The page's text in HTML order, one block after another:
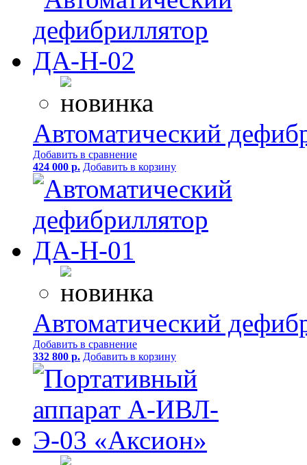
Автоматический
Добавить в сравнение
424 000 р. Добавить в корзину
Автоматический
Добавить в сравнение
332 800 р. Добавить в корзину